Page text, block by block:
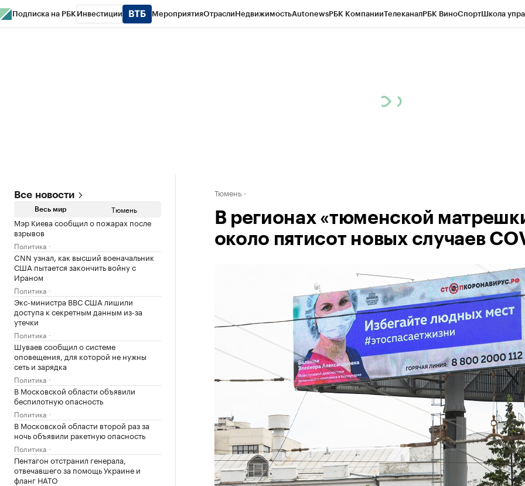
Подписка на РБК Инвестиции МероприятияОтраслиНедвижимостьAutonewsРБК КомпанииТелеканалРБК ВиноСпортШкола
Все новости
Весь мир Тюмень
Мэр Киева сообщил о пожарах после
взрывов
Политика
CNN узнал, как высший военачальник
США пытается закончить войну с
Ираном
Политика
Экс-министра ВВС США лишили
доступа к секретным данным из-за
утечки
Политика
Шуваев сообщил о системе
оповещения, для которой не нужны
сеть и зарядка
Политика
В Московской области объявили
беспилотную опасность
Политика
В Московской области второй раз за
ночь объявили ракетную опасность
Политика
Пентагон отстранил генерала,
отвечавшего за помощь Украине и
фланг НАТО
Тюмень
В регионах «тюменской
около пятисот новых случаев